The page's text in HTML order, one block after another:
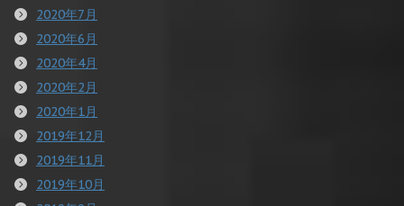
2020年7月
2020年6月
2020年4月
2020年2月
2020年1月
2019年12月
2019年11月
2019年10月